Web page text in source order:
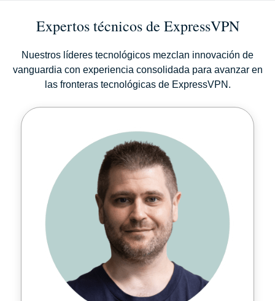
Expertos técnicos de ExpressVPN
Nuestros líderes tecnológicos mezclan innovación de
vanguardia con experiencia consolidada para avanzar en
las fronteras tecnológicas de ExpressVPN.